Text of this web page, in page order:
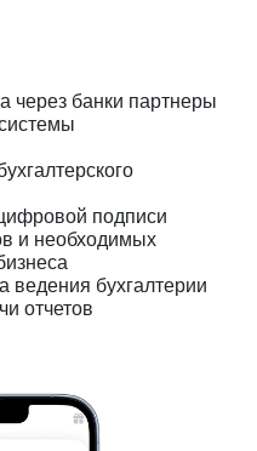
через банки партнеры
подписи
и необходимых
ведения бухгалтерии
отчетов